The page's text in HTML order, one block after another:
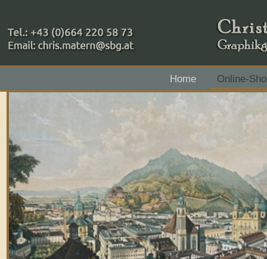
+43 (0)664 220 58 73
Home
Online-
Zahlungsmethoden: RAIBA - Flachgau Mitte - IBAN